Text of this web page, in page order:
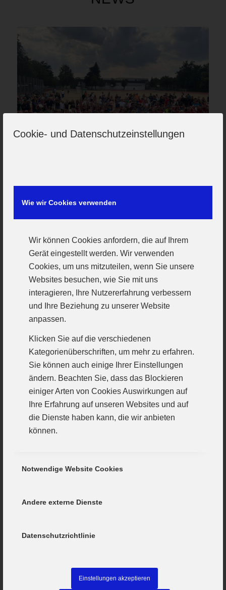
Cookie- und Datenschutzeinstellungen
Wie wir Cookies verwenden
Wir können Cookies anfordern, die auf Ihrem
Gerät eingestellt werden. Wir verwenden
Cookies, um uns mitzuteilen, wenn Sie unsere
Websites besuchen, wie Sie mit uns
interagieren, Ihre Nutzererfahrung verbessern
und Ihre Beziehung zu unserer Website
anpassen.
Klicken Sie auf die verschiedenen
Kategorienüberschriften, um mehr zu erfahren.
Sie können auch einige Ihrer Einstellungen
ändern. Beachten Sie, dass das Blockieren
einiger Arten von Cookies Auswirkungen auf
Ihre Erfahrung auf unseren Websites und auf
die Dienste haben kann, die wir anbieten
können.
Notwendige Website Cookies
Andere externe Dienste
Datenschutzrichtlinie
Einstellungen akzeptieren
fair und pädagogisch wertvoll
Der 22. Günzburger Fielmanncup: Wir
dürfen 92 Mannschaften begrüßen